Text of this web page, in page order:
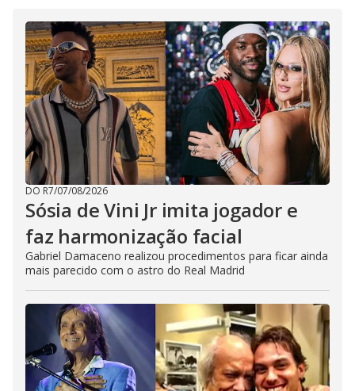
DO R7/07/08/2026
Sósia de Vini Jr imita jogador e
faz harmonização facial
Gabriel Damaceno realizou procedimentos para ficar ainda
mais parecido com o astro do Real Madrid